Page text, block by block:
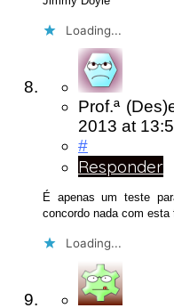
Loading...
Prof.ª
2013 at
#
Responder
É apenas um teste
concordo nada com esta
Loading...